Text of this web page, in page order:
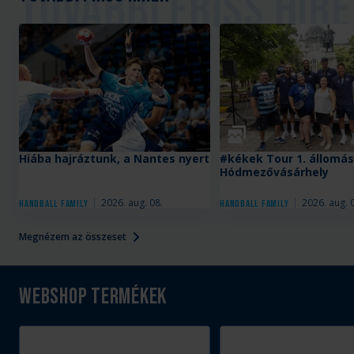
Megnézem az összeset
Handball Family 2026. aug. 08.
Hiába hajráztunk, a Nantes nyert
Galéria
Handball Family 2026. aug.
#kékek Tour 1.
Hódmezővásárhely
Webshop termékek